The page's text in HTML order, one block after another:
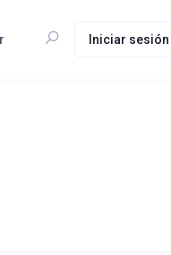
Iniciar sesión